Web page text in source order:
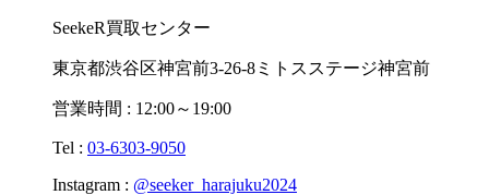
SeekeR買取センター
東京都渋谷区神宮前3-26-8ミトスステージ神宮前
営業時間 : 12:00～19:00
Tel : 03-6303-9050
Instagram : @seeker_harajuku2024